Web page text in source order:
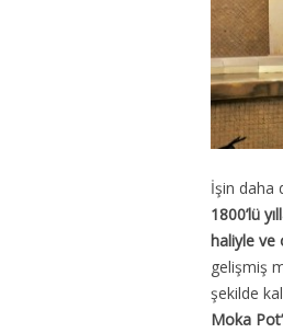
İşin daha
1800’lü
haliyle ve
gelişmiş
şekilde
Moka